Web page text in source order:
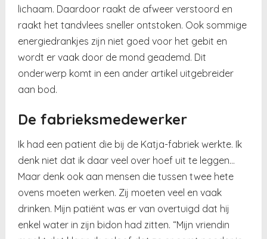
lichaam. Daardoor raakt de afweer verstoord en
raakt het tandvlees sneller ontstoken. Ook sommige
energiedrankjes zijn niet goed voor het gebit en
wordt er vaak door de mond geademd. Dit
onderwerp komt in een ander artikel uitgebreider
aan bod.
De fabrieksmedewerker
Ik had een patient die bij de Katja-fabriek werkte. Ik
denk niet dat ik daar veel over hoef uit te leggen…
Maar denk ook aan mensen die tussen twee hete
ovens moeten werken. Zij moeten veel en vaak
drinken. Mijn patiënt was er van overtuigd dat hij
enkel water in zijn bidon had zitten. “Mijn vriendin